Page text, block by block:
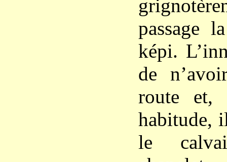
passage
képi.
de
route et,
habitude,
le